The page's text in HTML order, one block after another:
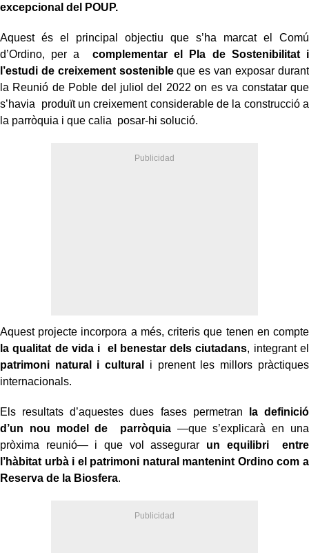
excepcional del POUP.
Aquest és el principal objectiu que s’ha marcat el Comú
d’Ordino, per a complementar el Pla de Sostenibilitat i
l’estudi de creixement sostenibleque es van exposar durant
la Reunió de Poble del juliol del 2022 on es va constatar que
s’havia produït un creixement considerable de la construcció a
la parròquia i que calia posar-hi solució.
Aquest projecte incorpora a més, criteris que tenen en compte
la qualitat de vida i el benestar dels ciutadans, integrant el
patrimoni natural i cultural
i prenent les millors pràctiques
internacionals.
Els resultats d’aquestes dues fases permetran
la definició
d’un nou model de parròquia—que s’explicarà en una
pròxima reunió— i que vol assegurar un equilibri entre
l’hàbitat urbà i el patrimoni natural mantenint Ordino com a
Reserva de la Biosfera.